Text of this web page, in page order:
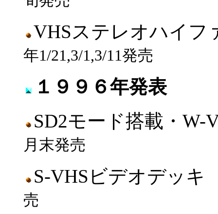
VHSステレオハイ
年1/21,3/1,3/11発売
１９９６年発表
SD2モード搭載・
月末発売
S-VHSビデオデッ
売